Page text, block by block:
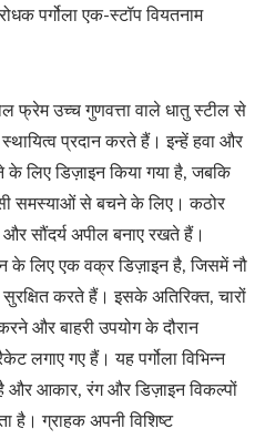
पर्गोला एक-स्टॉप वियतनाम
फ्रेम उच्च गुणवत्ता वाले धातु स्टील से
प्रदान करते हैं। इन्हें हवा और
के लिए डिज़ाइन किया गया है, जबकि
समस्याओं से बचने के लिए। कठोर
और सौंदर्य अपील बनाए रखते हैं।
के लिए एक वक्र डिज़ाइन है, जिसमें नौ
करते हैं। इसके अतिरिक्त, चारों
और बाहरी उपयोग के दौरान
लगाए गए हैं। यह पर्गोला विभिन्न
और आकार, रंग और डिज़ाइन विकल्पों
है। ग्राहक अपनी विशिष्ट